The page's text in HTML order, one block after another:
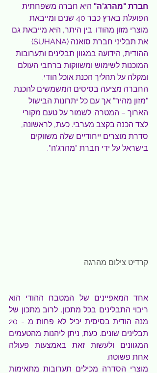
חברת "מהרג'ה" היא חברה משפחתית
הפועלת בארץ כבר 40 שנים ומייבאת
מוצרי מזון מהודו. בין היתר, היא מייבאת גם
את תבליני חברת סואנה (SUHANA)
ההודית, הידועה במגוון תבלינים ותערובות
המוכנות לשימוש ומשווקות ברחבי העולם
ומקלה על תהליך הכנת אוכל הודי.
החברה מציעה בסיסים המשמשים להכנת
"מזון מהיר" אך עם כל יתרונות הבישול
הארוך – המטרה: לשמור על טעם מקורי
לצד הכנה בקצב מערבי. כעת, לראשונה,
סדרת מוצרים ייחודיים שלה משווקים
בישראל על ידי חברת "מהרג'ה".
קרדיט צילום מהרגה
אחת פשוטה.